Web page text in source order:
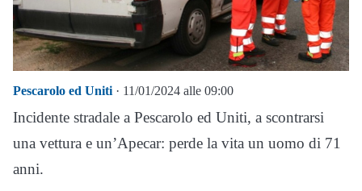
Pescarolo ed Uniti· 11/01/2024 alle 09:00
Incidente stradale a Pescarolo ed Uniti, a scontrarsi
una vettura e un’Apecar: perde la vita un uomo di 71
anni.